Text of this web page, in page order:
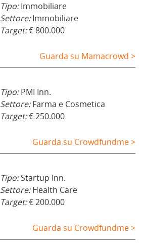
Tipo:Immobiliare
Settore:Immobiliare
Target:€ 800.000
Guarda su Mamacrowd >
Tipo:PMI Inn.
Settore:Farma e Cosmetica
Target:€ 250.000
Guarda su Crowdfundme >
Tipo:Startup Inn.
Settore:Health Care
Target:€ 200.000
Guarda su Crowdfundme >